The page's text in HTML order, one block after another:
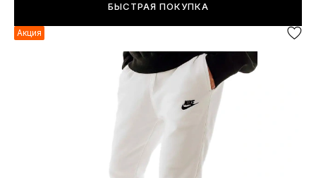
БЫСТРАЯ ПОКУПКА
Акция